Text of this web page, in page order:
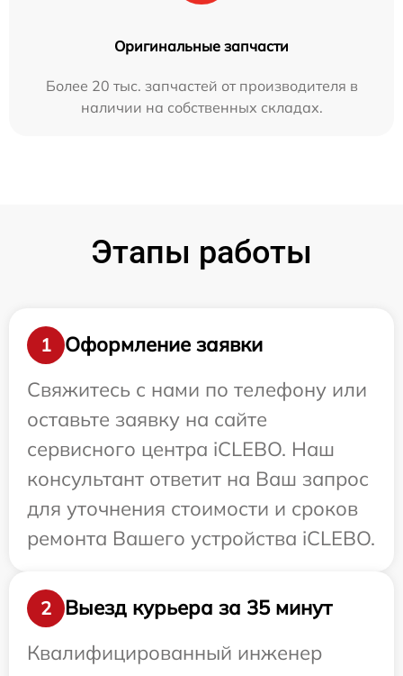
Оригинальные запчасти
Более 20 тыс. запчастей от производителя в
наличии на собственных складах.
Этапы работы
1
Оформление заявки
Свяжитесь с нами по телефону или
оставьте заявку на сайте
сервисного центра iCLEBO. Наш
консультант ответит на Ваш запрос
для уточнения стоимости и сроков
ремонта Вашего устройства iCLEBO.
2
Выезд курьера за 35 минут
Квалифицированный инженер